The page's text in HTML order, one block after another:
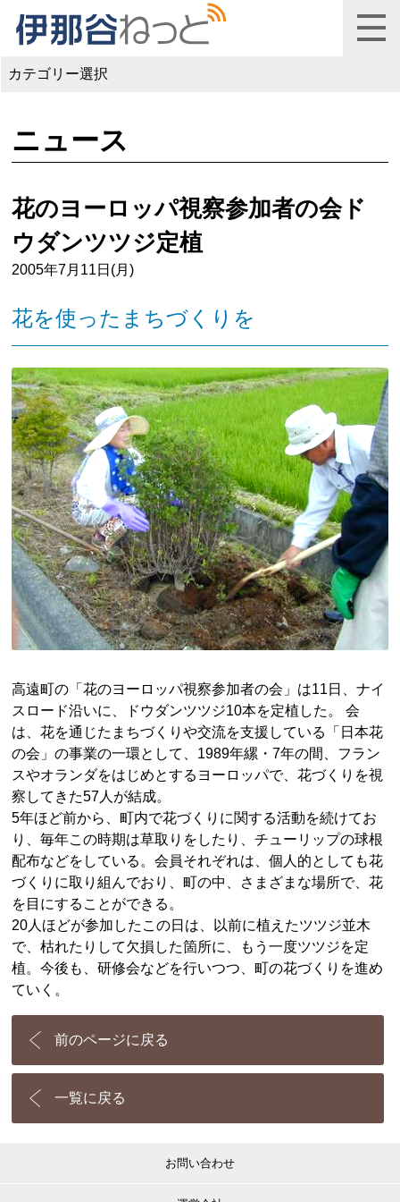
カテゴリー選択
ニュース
花のヨーロッパ視察参加者の会ド
ウダンツツジ定植
2005年7月11日(月)
花を使ったまちづくりを
高遠町の「花のヨーロッパ視察参加者の会」は11日、ナイ
スロード沿いに、ドウダンツツジ10本を定植した。 会
は、花を通じたまちづくりや交流を支援している「日本花
の会」の事業の一環として、1989年縲・7年の間、フラン
スやオランダをはじめとするヨーロッパで、花づくりを視
察してきた57人が結成。
5年ほど前から、町内で花づくりに関する活動を続けてお
り、毎年この時期は草取りをしたり、チューリップの球根
配布などをしている。会員それぞれは、個人的としても花
づくりに取り組んでおり、町の中、さまざまな場所で、花
を目にすることができる。
20人ほどが参加したこの日は、以前に植えたツツジ並木
で、枯れたりして欠損した箇所に、もう一度ツツジを定
植。今後も、研修会などを行いつつ、町の花づくりを進め
ていく。
前のページに戻る
一覧に戻る
お問い合わせ